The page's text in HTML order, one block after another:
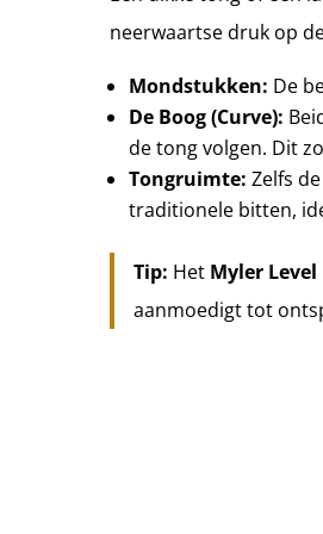
neerwaartse druk op
Mondstukken: De
De Boog (Curve):
de tong volgen. Dit
Tongruimte: Zelfs
traditionele bitten,
Tip: Het Myler Level
aanmoedigt tot